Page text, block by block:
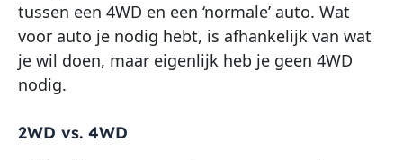
tussen een 4WD en een ‘normale’ auto. Wat
voor auto je nodig hebt, is afhankelijk van wat
je wil doen, maar eigenlijk heb je geen 4WD
nodig.
2WD vs. 4WD